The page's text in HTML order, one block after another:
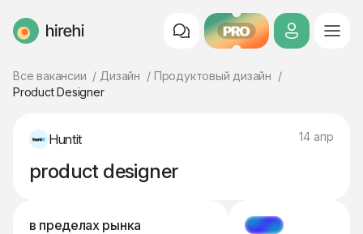
HireHi PRO
Все вакансии Дизайн
Продуктовый дизайн
Product Designer
Huntit 14 апр
product designer
в пределах рынка
МЭТЧ